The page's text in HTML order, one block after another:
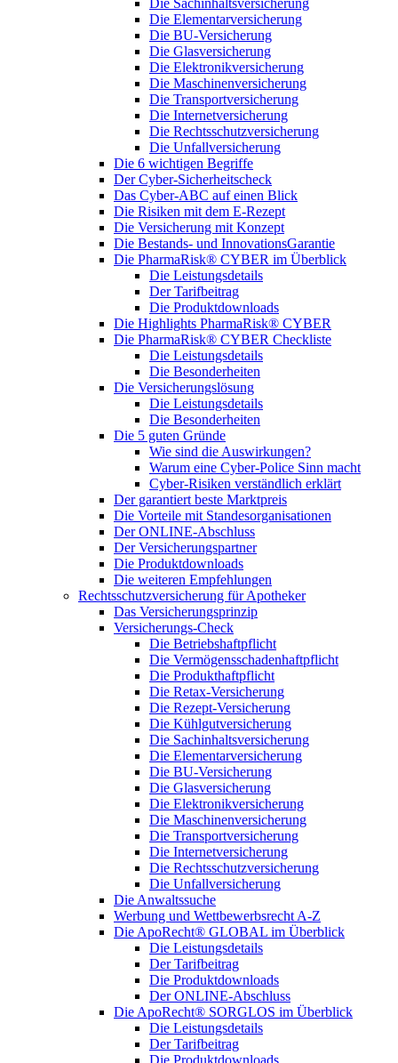
Die Sachinhaltsversicherung
Die Elementarversicherung
Die BU-Versicherung
Die Glasversicherung
Die Elektronikversicherung
Die Maschinenversicherung
Die Transportversicherung
Die Internetversicherung
Die Rechtsschutzversicherung
Die Unfallversicherung
Die 6 wichtigen Begriffe
Der Cyber-Sicher­heits­check
Das Cyber-ABC auf einen Blick
Die Risiken mit dem E-Rezept
Die Versicherung mit Konzept
Die Bestands- und InnovationsGarantie
Die PharmaRisk® CYBER im Überblick
Die Leistungsdetails
Der Tarifbeitrag
Die Produktdownloads
Die Highlights PharmaRisk® CYBER
Die PharmaRisk® CYBER Checkliste
Die Leistungsdetails
Die Besonderheiten
Die Versicherungslösung
Die Leistungsdetails
Die Besonderheiten
Die 5 guten Gründe
Wie sind die Auswirkungen?
Warum eine Cyber-Police Sinn macht
Cyber-Risiken verständlich erklärt
Der garantiert beste Marktpreis
Die Vorteile mit Standesorganisationen
Der ONLINE-Abschluss
Der Versicherungspartner
Die Produktdownloads
Die weiteren Empfehlungen
Rechtsschutzversicherung für Apotheker
Das Versicherungsprinzip
Versicherungs-Check
Die Betriebshaftpflicht
Die Vermögensschadenhaftpflicht
Die Produkthaftpflicht
Die Retax-Versicherung
Die Rezept-Versicherung
Die Kühlgutversicherung
Die Sachinhaltsversicherung
Die Elementarversicherung
Die BU-Versicherung
Die Glasversicherung
Die Elektronikversicherung
Die Maschinenversicherung
Die Transportversicherung
Die Internetversicherung
Die Rechtsschutzversicherung
Die Unfallversicherung
Die Anwaltssuche
Werbung und Wettbewerbsrecht A-Z
Die ApoRecht® GLOBAL im Überblick
Die Leistungsdetails
Der Tarifbeitrag
Die Produktdownloads
Der ONLINE-Abschluss
Die ApoRecht® SORGLOS im Überblick
Die Leistungsdetails
Der Tarifbeitrag
Die Produktdownloads